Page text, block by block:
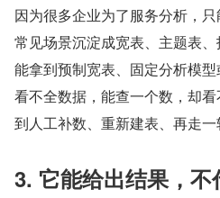
因为很多企业为了服务分析，
常见场景沉淀成宽表、主题表
能拿到预制宽表、固定分析模
看不全数据，能查一个数，却
到人工补数、重新建表、再走一
3. 它能给出结果，